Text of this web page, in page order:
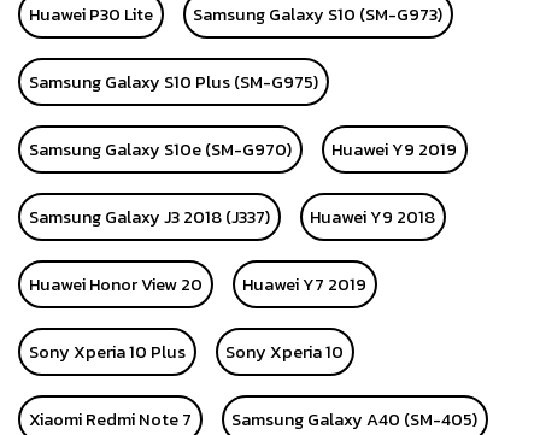
Huawei P30 Lite Samsung Galaxy S10 (SM-G973)
Samsung Galaxy S10 Plus (SM-G975)
Samsung Galaxy S10e (SM-G970) Huawei Y9 2019
Samsung Galaxy J3 2018 (J337) Huawei Y9 2018
Huawei Honor View 20 Huawei Y7 2019
Sony Xperia 10 Plus Sony Xperia 10
Xiaomi Redmi Note 7 Samsung Galaxy A40 (SM-405)